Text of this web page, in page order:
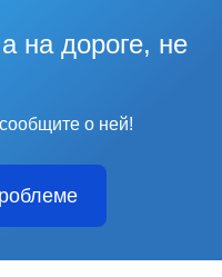
на дороге, не
о ней!